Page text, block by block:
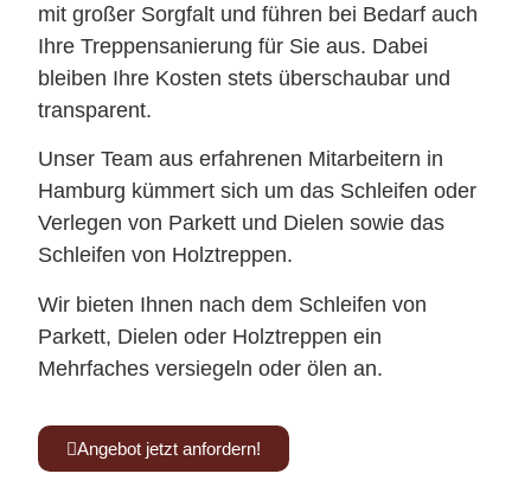
mit großer Sorgfalt und führen bei Bedarf auch
Ihre Treppensanierung für Sie aus. Dabei
bleiben Ihre Kosten stets überschaubar und
transparent.
Unser Team aus erfahrenen Mitarbeitern in
Hamburg kümmert sich um das Schleifen oder
Verlegen von Parkett und Dielen sowie das
Schleifen von Holztreppen.
Wir bieten Ihnen nach dem Schleifen von
Parkett, Dielen oder Holztreppen ein
Mehrfaches versiegeln oder ölen an.
Angebot jetzt anfordern!